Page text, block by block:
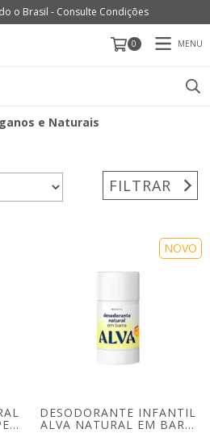
o Brasil - Consulte Condições
0 MENU
e Naturais
FILTRAR
NOVO
DESODORANTE INFANTIL
ALVA NATURAL EM BAR...